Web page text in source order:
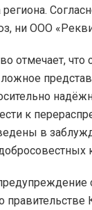
ни ООО
отмечает, что
к
в